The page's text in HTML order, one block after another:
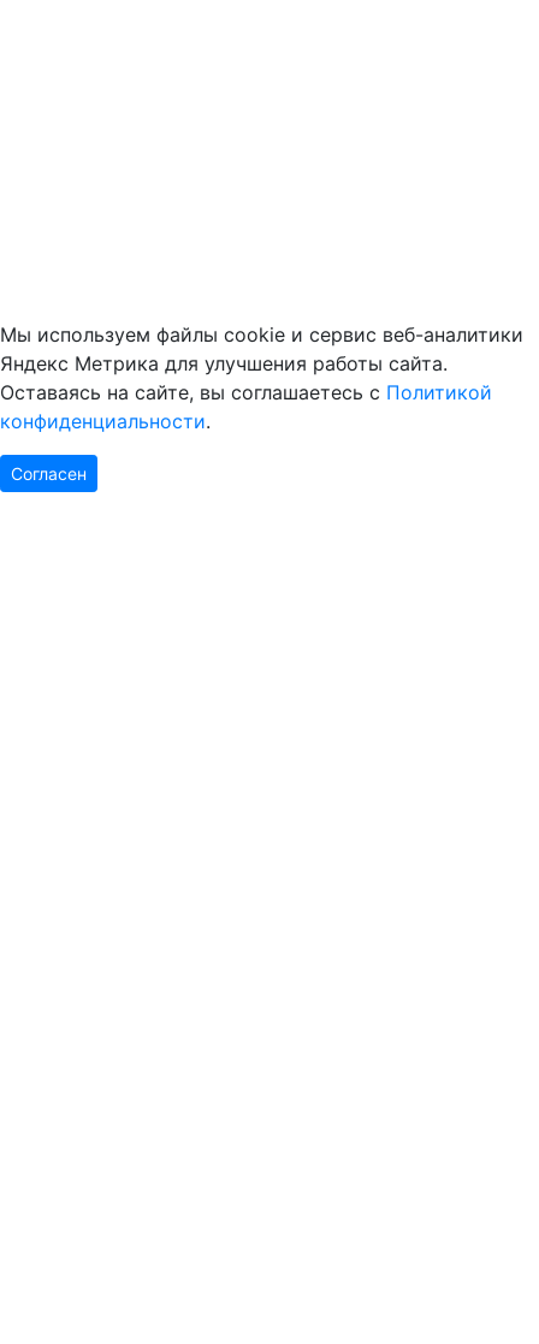
Мы используем файлы cookie и сервис веб-аналитики
Яндекс Метрика для улучшения работы сайта.
Оставаясь на сайте, вы соглашаетесь с Политикой
конфиденциальности.
Согласен